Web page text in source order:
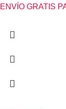
ENVÍO GRATIS